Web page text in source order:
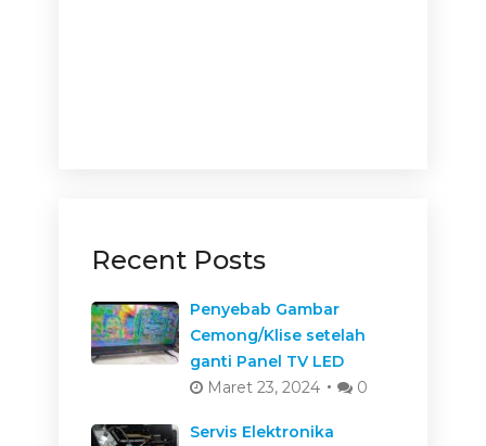
Recent Posts
Penyebab Gambar
Cemong/Klise setelah
ganti Panel TV LED
Maret 23, 2024
0
Servis Elektronika